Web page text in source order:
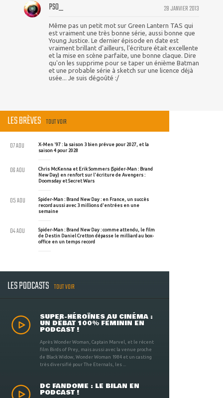
28 JANVIER 2013
PSO_
Même pas un petit mot sur Green Lantern TAS qui
est vraiment une très bonne série, aussi bonne que
Young Justice. Le dernier épisode en date est
vraiment brillant d'ailleurs, l'écriture était excellente
et la mise en scène parfaite, une bonne claque. Dire
qu'on les supprime pour se taper un énième Batman
et une probable série à sketch sur une licence déjà
usée... Je suis dégoûté :/
LES BRÈVES TOUT VOIR
X-Men '97 : la saison 3 bien prévue pour 2027, et la
saison 4 pour 2028
07 AOU
Chris McKenna et Erik Sommers (Spider-Man : Brand
New Day) en renfort sur l'écriture de Avengers :
Doomsday et Secret Wars
06 AOU
Spider-Man : Brand New Day : en France, un succès
record aussi avec 3 millions d'entrées en une
semaine
05 AOU
Spider-Man : Brand New Day : comme attendu, le film
de Destin Daniel Cretton dépasse le milliard au box-
office en un temps record
04 AOU
LES PODCASTS TOUT VOIR
SUPER-HÉROÏNES AU CINÉMA :
UN DÉBAT 100% FÉMININ EN
PODCAST !
Après Wonder Woman, Captain Marvel, et le récent
film Birds of Prey, mais aussi avec la venue proche
de Black Widow, Wonder Woman 1984 et un casting
très diversifié pour The Eternals, les ...
DC FANDOME : LE BILAN EN
PODCAST !